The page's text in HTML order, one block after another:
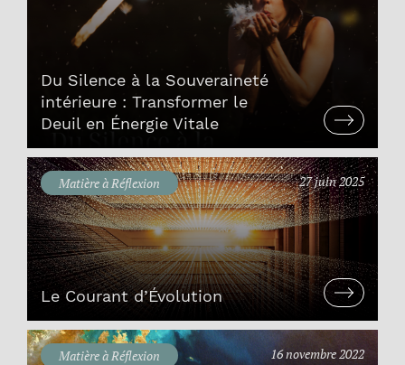
Du Silence à la Souveraineté
intérieure : Transformer le
Deuil en Énergie Vitale
Matière à Réflexion 27 juin 2025
Le Courant d’Évolution
Matière à Réflexion 16 novembre 2022